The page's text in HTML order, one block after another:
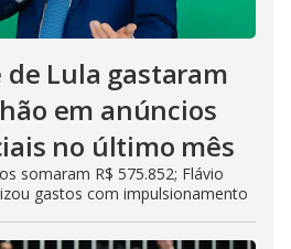
de Lula gastaram
em anúncios
no último mês
somaram R$ 575.852; Flávio
gastos com impulsionamento